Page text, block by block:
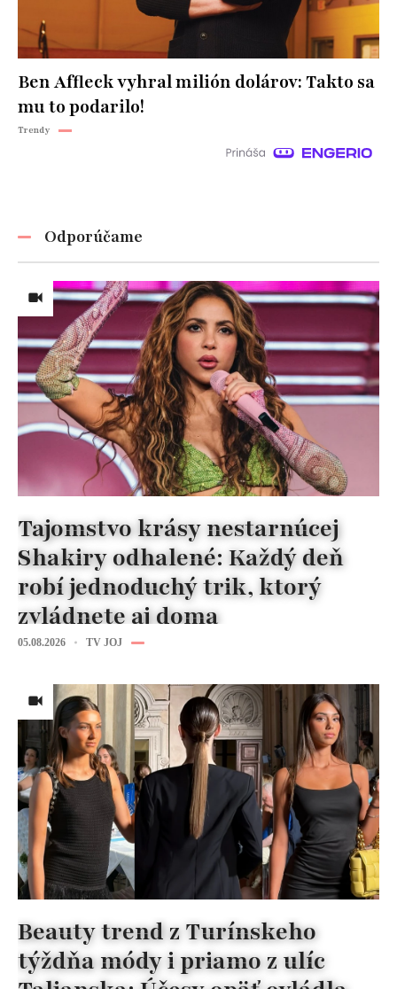
Ben Affleck vyhral milión dolárov: Takto sa
mu to podarilo!
Trendy
Odporúčame
Tajomstvo krásy nestarnúcej
Shakiry odhalené: Každý deň
robí jednoduchý trik, ktorý
zvládnete aj doma
05.08.2026 TV JOJ
Beauty trend z Turínskeho
týždňa módy i priamo z ulíc